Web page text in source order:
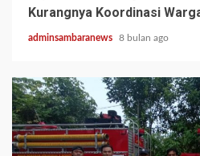
Kurangnya Koordinasi
adminsambaranews 8 bulan ago